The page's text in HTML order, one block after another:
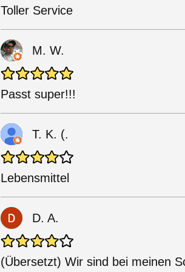
Toller Service
M. W.
Passt super!!!
T. K. (.
Lebensmittel
D. A.
(Übersetzt) Wir sind bei meinen